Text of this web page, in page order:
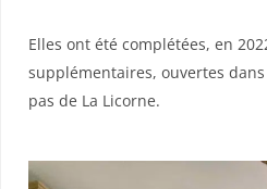
Elles ont été complétées, en
supplémentaires, ouvertes
pas de La Licorne.